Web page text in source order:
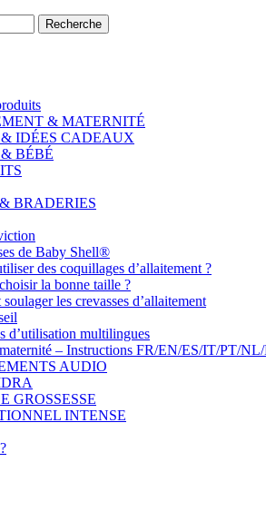
Recherche
& MATERNITÉ
IDÉES CADEAUX
BÉBÉ
BRADERIES
de Baby Shell®
des coquillages d’allaitement ?
la bonne taille ?
les crevasses d’allaitement
d’utilisation multilingues
– Instructions FR/EN/ES/IT/PT/
AUDIO
GROSSESSE
INTENSE